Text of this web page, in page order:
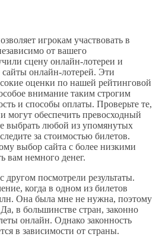
игрокам участвовать в
от вашего
сцену онлайн-лотереи и
онлайн-лотерей. Эти
оценки по нашей рейтинговой
внимание таким строгим
и способы оплаты. Проверьте те,
могут обеспечить превосходный
выбрать любой из упомянутых
за стоимостью билетов.
выбор сайта с более низкими
вам немного денег.
другом посмотрели результаты.
когда в одном из билетов
Она была мне не нужна, поэтому
в большинстве стран, законно
онлайн. Однако законность
в зависимости от страны.